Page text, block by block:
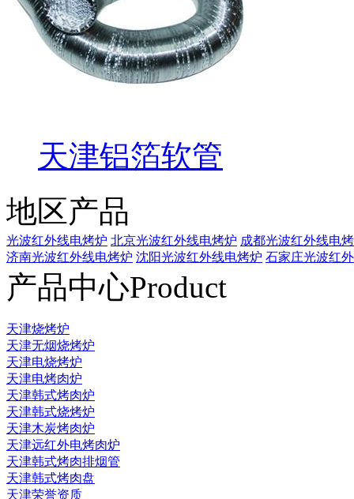
天津铝箔软管
地区产品
光波红外线电烤炉 北京光波红外线电烤炉 成都光波红外线电
济南光波红外线电烤炉 沈阳光波红外线电烤炉 石家庄光波红
产品中心Product
天津烧烤炉
天津无烟烧烤炉
天津电烧烤炉
天津电烤肉炉
天津韩式烤肉炉
天津韩式烧烤炉
天津木炭烤肉炉
天津远红外电烤肉炉
天津韩式烤肉排烟管
天津韩式烤肉盘
天津荣誉资质